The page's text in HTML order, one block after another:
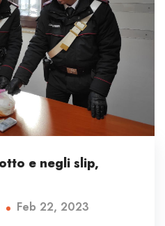
e negli slip,
Feb 22, 2023